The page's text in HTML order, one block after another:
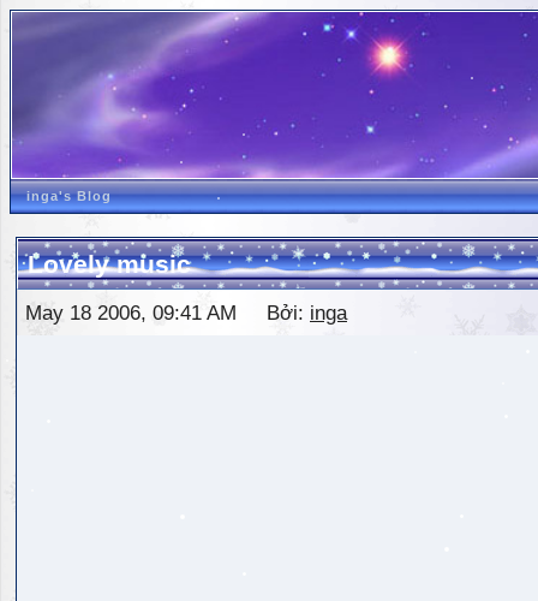
inga's Blog
Lovely music
May 18 2006, 09:41 AM Bởi: inga